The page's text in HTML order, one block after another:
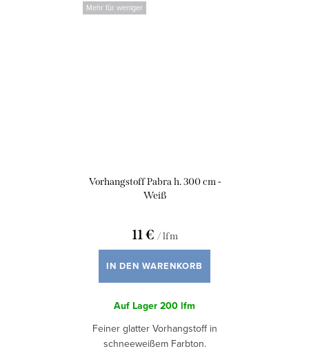
Mehr für weniger
Vorhangstoff Pabra h. 300 cm -
Weiß
11 € / lfm
IN DEN WARENKORB
Auf Lager200 lfm
Feiner glatter Vorhangstoff in
schneeweißem Farbton.